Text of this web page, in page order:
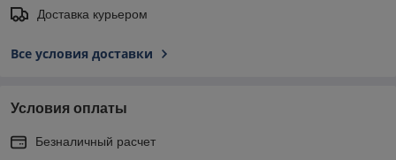
Доставка курьером
Все условия доставки
Условия оплаты
Безналичный расчет